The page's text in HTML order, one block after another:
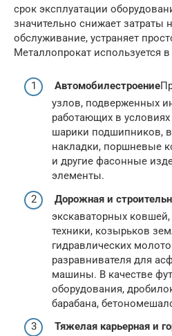
срок эксплуатации
значительно снижает затраты
обслуживание, устраняет
Металлопрокат используется
Автомобилестроение
узлов, подверженных
работающих в
шарики подшипников,
накладки, поршневые
и другие фасонные
элементы.
Дорожная и
экскаваторных
техники, козырьков
гидравлических
разравнивателя для
машины. В качестве
оборудования,
барабана,
Тяжелая карьерная и